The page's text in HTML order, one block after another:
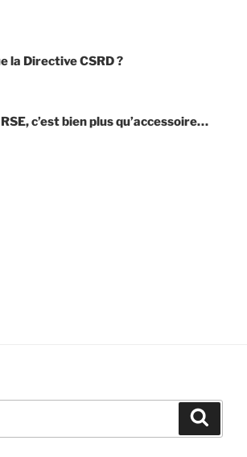
la Directive CSRD ?
c’est bien plus qu’accessoire…